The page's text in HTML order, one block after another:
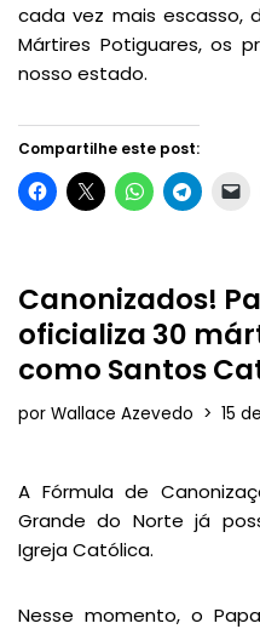
cada vez mais escasso,
Mártires Potiguares, os
nosso estado.
Compartilhe este post:
Canonizados!
oficializa 30
como Santos
por Wallace Azevedo 15
A Fórmula de
Grande do Norte já
Igreja Católica.
Nesse momento, o